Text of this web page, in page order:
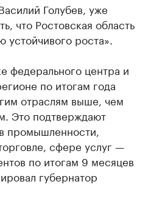
Голубев, уже
что Ростовская область
роста».
федерального центра и
по итогам года
отраслям выше, чем
Это подтверждают
промышленности,
сфере услуг —
по итогам 9 месяцев
губернатор